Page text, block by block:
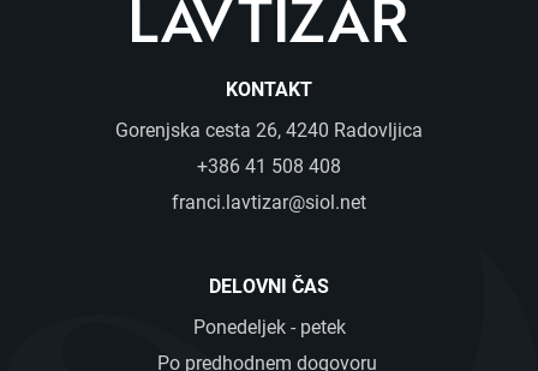
KONTAKT
Gorenjska cesta 26, 4240 Radovljica
+386 41 508 408
franci.lavtizar@siol.net
DELOVNI ČAS
Ponedeljek - petek
Po predhodnem dogovoru